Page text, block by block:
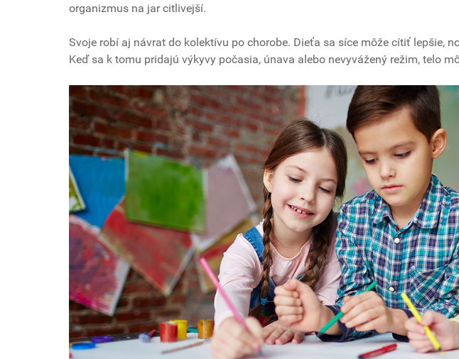
organizmus na jar citlivejší.
Svoje robí aj návrat do kolektívu po chorobe. Dieťa sa síce môže cítiť lepšie,
Keď sa k tomu pridajú výkyvy počasia, únava alebo nevyvážený režim, telo